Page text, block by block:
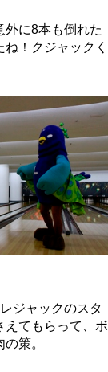
に8本も倒れた
！クジャックく
ジャックのスタ
えてもらって、ボ
策。